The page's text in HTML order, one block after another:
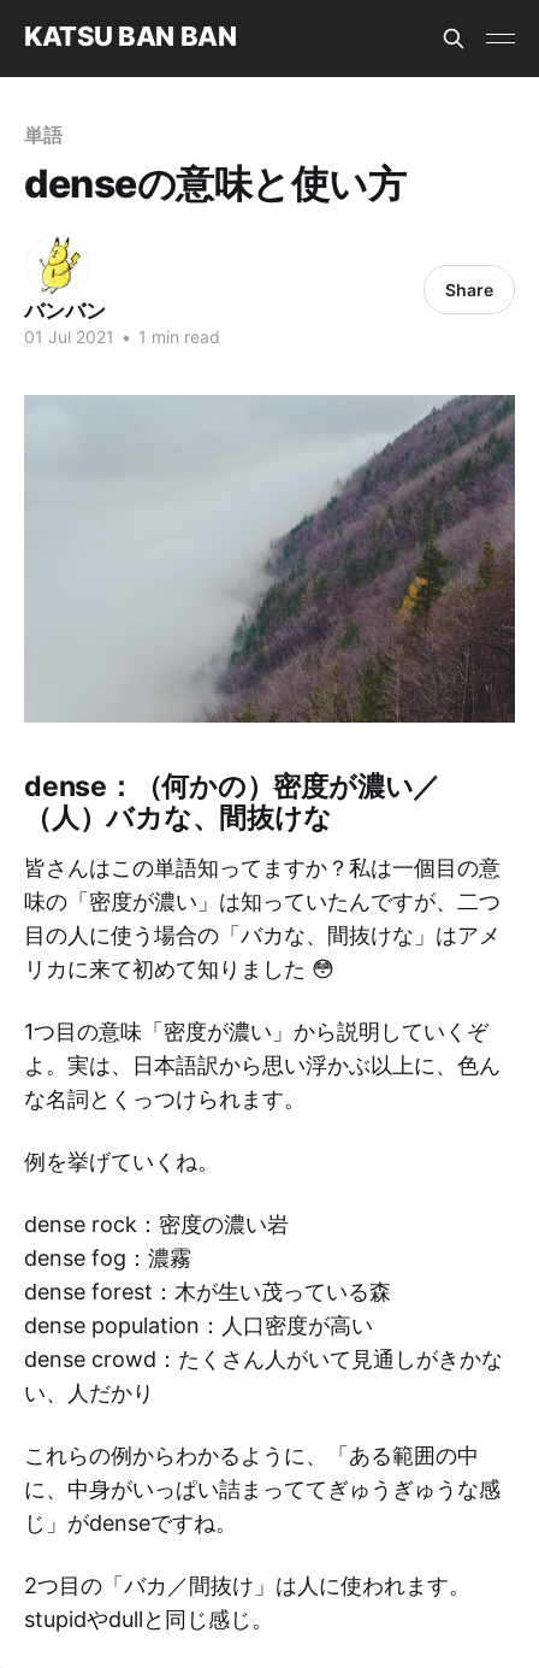
KATSU BAN BAN
単語
denseの意味と使い方
バンバン
01 Jul 2021 • 1 min read
Share
dense：（何かの）密度が濃い／
（人）バカな、間抜けな
皆さんはこの単語知ってますか？私は一個目の意
味の「密度が濃い」は知っていたんですが、二つ
目の人に使う場合の「バカな、間抜けな」はアメ
リカに来て初めて知りました 😳
1つ目の意味「密度が濃い」から説明していくぞ
よ。実は、日本語訳から思い浮かぶ以上に、色ん
な名詞とくっつけられます。
例を挙げていくね。
dense rock：密度の濃い岩
dense fog：濃霧
dense forest：木が生い茂っている森
dense population：人口密度が高い
dense crowd：たくさん人がいて見通しがきかな
い、人だかり
これらの例からわかるように、「ある範囲の中
に、中身がいっぱい詰まっててぎゅうぎゅうな感
じ」がdenseですね。
2つ目の「バカ／間抜け」は人に使われます。
stupidやdullと同じ感じ。